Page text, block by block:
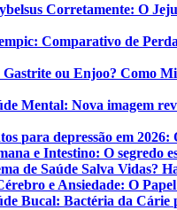
Corretamente: O
Comparativo de
Gastrite ou Enjoo? Como
Mental: Nova imagem
para depressão em 2026:
e Intestino: O segredo
de Saúde Salva Vidas?
e Ansiedade: O
Bucal: Bactéria da Cárie